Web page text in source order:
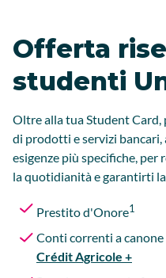
Offerta
studenti
Oltre alla tua Student Card,
di prodotti e servizi
esigenze più specifiche,
la quotidianità e garantirti
Prestito d'Onore1
Conti correnti a
Crédit Agricole +